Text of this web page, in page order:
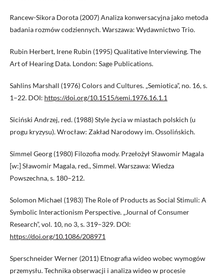
Rancew-Sikora Dorota (2007) Analiza konwersacyjna jako metoda
badania rozmów codziennych. Warszawa: Wydawnictwo Trio.
Rubin Herbert, Irene Rubin (1995) Qualitative Interviewing. The
Art of Hearing Data. London: Sage Publications.
Sahlins Marshall (1976) Colors and Cultures. „Semiotica”, no. 16, s.
1–22. DOI: https://doi.org/10.1515/semi.1976.16.1.1
Siciński Andrzej, red. (1988) Style życia w miastach polskich (u
progu kryzysu). Wrocław: Zakład Narodowy im. Ossolińskich.
Simmel Georg (1980) Filozofia mody. Przełożył Sławomir Magala
[w:] Sławomir Magala, red., Simmel. Warszawa: Wiedza
Powszechna, s. 180–212.
Solomon Michael (1983) The Role of Products as Social Stimuli: A
Symbolic Interactionism Perspective. „Journal of Consumer
Research”, vol. 10, no 3, s. 319–329. DOI:
https://doi.org/10.1086/208971
Sperschneider Werner (2011) Etnografia wideo wobec wymogów
przemysłu. Technika obserwacji i analiza wideo w procesie